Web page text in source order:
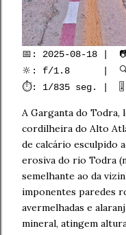
📅: 2025-08-18 | 📷:
🔆: f/1.8 | 🔍:
⏱️: 1/835 seg. | 🎚️:
A Garganta do Todra,
cordilheira do Alto
de calcário esculpido
erosiva do rio Todra
semelhante ao da
imponentes paredes
avermelhadas e
mineral, atingem